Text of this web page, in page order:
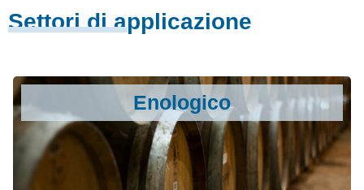
Settori di applicazione
Enologico